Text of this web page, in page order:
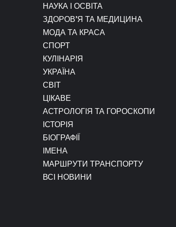
НАУКА І ОСВІТА
ЗДОРОВ’Я ТА МЕДИЦИНА
МОДА ТА КРАСА
СПОРТ
КУЛІНАРІЯ
УКРАЇНА
СВІТ
ЦІКАВЕ
АСТРОЛОГІЯ ТА ГОРОСКОПИ
ІСТОРІЯ
БІОГРАФІЇ
ІМЕНА
МАРШРУТИ ТРАНСПОРТУ
ВСІ НОВИНИ